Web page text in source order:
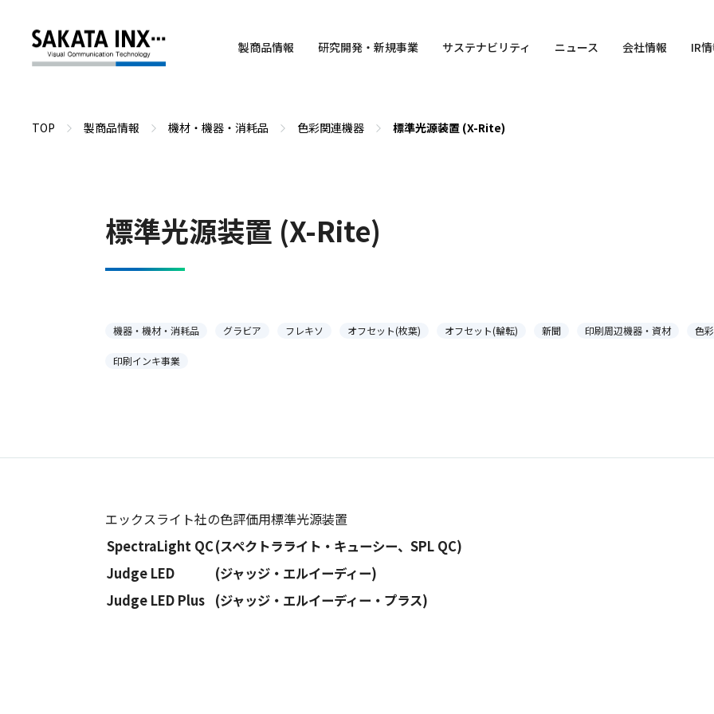
製商品情報 研究開発・ 新規事業 サステナビリティ ニュース 会社情報 IR
TOP 製商品情報 機材・機器・消耗品 色彩関連機器 標準光源装置 (X-Rite)
標準光源装置 (X-Rite)
機器・機材・消耗品 グラビア フレキソ オフセット(枚葉) オフセット(輪転) 新聞 印刷周辺機器・資材 色
印刷インキ事業
エックスライト社の色評価用標準光源装置
SpectraLight QC(スペクトラライト・キューシー、SPL QC)
Judge LED
(ジャッジ・エルイーディー)
Judge LED Plus (ジャッジ・エルイーディー・プラス)